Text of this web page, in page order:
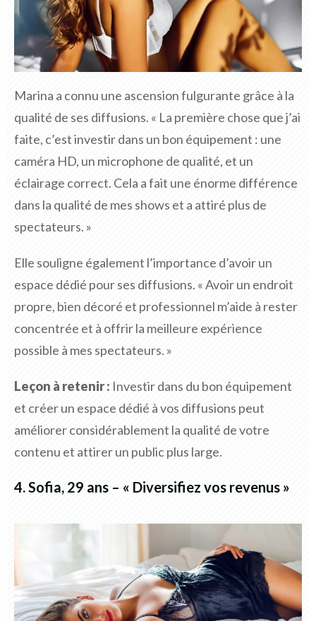
Marina a connu une ascension fulgurante grâce à la
qualité de ses diffusions. « La première chose que j’ai
faite, c’est investir dans un bon équipement : une
caméra HD, un microphone de qualité, et un
éclairage correct. Cela a fait une énorme différence
dans la qualité de mes shows et a attiré plus de
spectateurs. »
Elle souligne également l’importance d’avoir un
espace dédié pour ses diffusions. « Avoir un endroit
propre, bien décoré et professionnel m’aide à rester
concentrée et à offrir la meilleure expérience
possible à mes spectateurs. »
Leçon à retenir : Investir dans du bon équipement
et créer un espace dédié à vos diffusions peut
améliorer considérablement la qualité de votre
contenu et attirer un public plus large.
4. Sofia, 29 ans – « Diversifiez vos revenus »